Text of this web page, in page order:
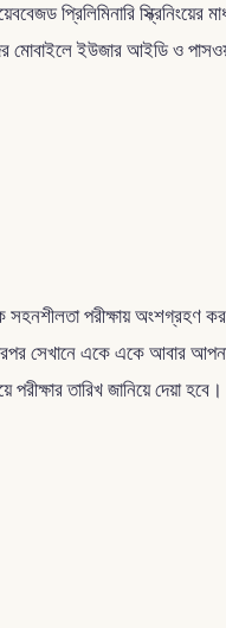
প্রিলিমিনারি স্ক্রিনিংয়ের
মোবাইলে ইউজার আইডি ও
সহনশীলতা পরীক্ষায়
সেখানে একে একে আবার
পরীক্ষার তারিখ জানিয়ে দেয়া